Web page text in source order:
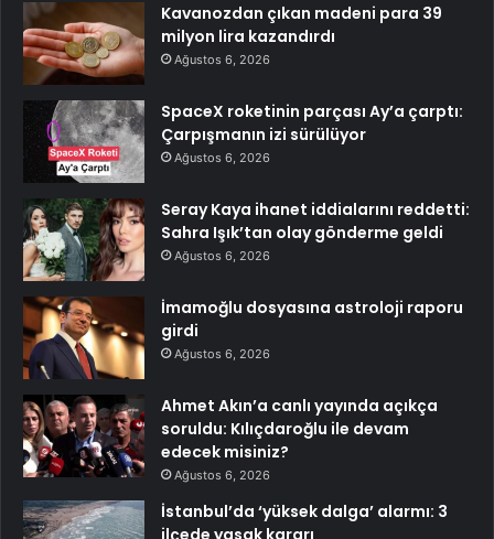
Kavanozdan çıkan madeni para 39
milyon lira kazandırdı
Ağustos 6, 2026
SpaceX roketinin parçası Ay’a çarptı:
Çarpışmanın izi sürülüyor
Ağustos 6, 2026
Seray Kaya ihanet iddialarını reddetti:
Sahra Işık’tan olay gönderme geldi
Ağustos 6, 2026
İmamoğlu dosyasına astroloji raporu
girdi
Ağustos 6, 2026
Ahmet Akın’a canlı yayında açıkça
soruldu: Kılıçdaroğlu ile devam
edecek misiniz?
Ağustos 6, 2026
İstanbul’da ‘yüksek dalga’ alarmı: 3
ilçede yasak kararı